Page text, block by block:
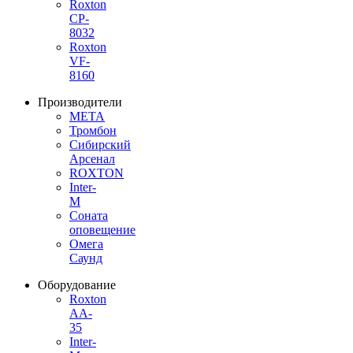
Roxton
CP-
8032
Roxton
VF-
8160
Производители
МЕТА
Тромбон
Сибирский
Арсенал
ROXTON
Inter-
M
Соната
оповещение
Омега
Саунд
Оборудование
Roxton
AA-
35
Inter-